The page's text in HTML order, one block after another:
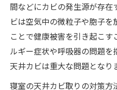
間などにカビの発生源が存在
ビは空気中の微粒子や胞子
ことで健康被害を引き起こ
ルギー症状や呼吸器の問題を
天井カビは重大な問題となり
寝室の天井カビ取りの対策方